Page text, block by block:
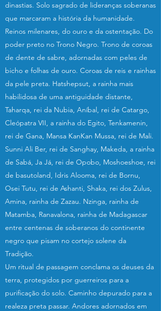
dinastias. Solo sagrado de lideranças soberanas
que marcaram a história da humanidade.
Reinos milenares, do ouro e da ostentação. Do
poder preto no Trono Negro. Trono de coroas
de dente de sabre, adornadas com peles de
bicho e folhas de ouro. Coroas de reis e rainhas
da pele preta. Hatshepsut, a rainha mais
habilidosa de uma antiguidade distante,
Taharqa, rei da Nubia, Aníbal, rei de Catargo,
Cleópatra VII, a rainha do Egito, Tenkamenin,
rei de Gana, Mansa KanKan Mussa, rei de Mali.
Sunni Ali Ber, rei de Sanghay, Makeda, a rainha
de Sabá, Ja Já, rei de Opobo, Moshoeshoe, rei
de basutoland, Idris Alooma, rei de Bornu,
Osei Tutu, rei de Ashanti, Shaka, rei dos Zulus,
Amina, rainha de Zazau. Nzinga, rainha de
Matamba, Ranavalona, rainha de Madagascar
entre centenas de soberanos do continente
negro que pisam no cortejo solene da
Tradição.
Um ritual de passagem conclama os deuses da
terra, protegidos por guerreiros para a
purificação do solo. Caminho depurado para a
realeza preta passar. Andores adornados em